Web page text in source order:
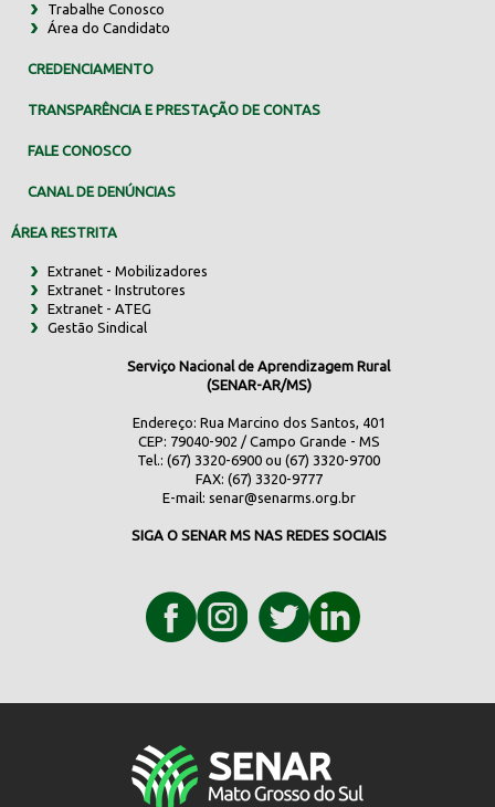
Trabalhe Conosco
Área do Candidato
CREDENCIAMENTO
TRANSPARÊNCIA E PRESTAÇÃO DE CONTAS
FALE CONOSCO
CANAL DE DENÚNCIAS
ÁREA RESTRITA
Extranet - Mobilizadores
Extranet - Instrutores
Extranet - ATEG
Gestão Sindical
Serviço Nacional de Aprendizagem Rural
(SENAR-AR/MS)
Endereço: Rua Marcino dos Santos, 401
CEP: 79040-902 / Campo Grande - MS
Tel.: (67) 3320-6900 ou (67) 3320-9700
FAX: (67) 3320-9777
E-mail: senar@senarms.org.br
SIGA O SENAR MS NAS REDES SOCIAIS